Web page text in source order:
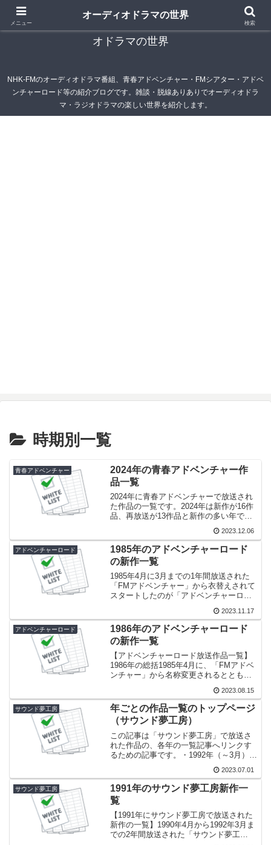
青春アドベンチャー雑記帳～オーディオドラマ・ラジ
オドラマの世界
NHK-FMのオーディオドラマ番組、青春アドベンチャー・FMシアター・アドベ
ンチャーロード等の紹介ブログです。雑談・脱線ありありでオーディオドラ
マ・ラジオドラマの楽しい世界を紹介します。
時期別一覧
青春アドベンチャー
2024年の青春アドベンチャー作
品一覧
2024年に青春アドベンチャーで放送され
た作品の一覧です。2024年は新作が16作
品、再放送が13作品と新作の多い年でし
たが、新作のうち8作品が全5回の作品と
異例に全5回作品の多い年でもありまし
た。またオリジナル脚本作品も比較的多
い年でした。
2023.12.06
アドベンチャーロード
1985年のアドベンチャーロード
の新作一覧
1985年4月に3月までの1年間放送された
「FMアドベンチャー」から衣替えされて
スタートしたのが「アドベンチャーロー
りの放送時間も10分から15分に延長され
ました。
2023.11.17
アドベンチャーロード
1986年のアドベンチャーロード
の新作一覧
【アドベンチャーロード放送作品一覧】
1986年の総括1985年4月に、「FMアドベ
ンチャー」から名称変更されるとともに
アドベンチャーロード。その2年目であ
り、初めて年間通してアドベンチャーロ
ードだった...
2023.08.15
サウンド夢工房
年ごとの作品一覧のトップページ
（サウンド夢工房）
この記事は「サウンド夢工房」で放送さ
れた作品の、各年の一覧記事へリンクす
るための記事です。・1992年（～3月）・
2023.07.01
サウンド夢工房
1991年のサウンド夢工房新作一
覧
【1991年にサウンド夢工房で放送された
新作の一覧】1990年4月から1992年3月ま
での2年間放送された「サウンド夢工
メニュー
オーディオドラマの世界
検索